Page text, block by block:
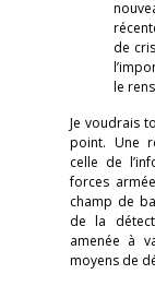
de
le
Je voudrais
point. Une
celle de
forces
champ de
de la
amenée à
moyens de